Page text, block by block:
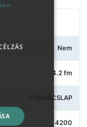
Nem
4.2 fm
FORGÁCSLAP
4200